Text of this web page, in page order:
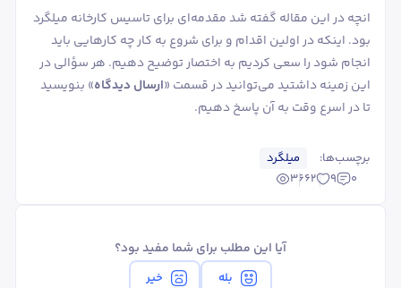
انچه در این مقاله گفته شد مقدمه‌ای برای تاسیس کارخانه میلگرد
بود. اینکه در اولین اقدام و برای شروع به کار چه کارهایی باید
انجام شود را سعی کردیم به اختصار توضیح دهیم. هر سؤالی در
این زمینه داشتید می‌توانید در قسمت «ارسال دیدگاه» بنویسید
تا در اسرع وقت به آن پاسخ دهیم.
برچسب‌ها:
میلگرد
0
9
3662
آیا این مطلب برای شما مفید بود؟
بله خیر